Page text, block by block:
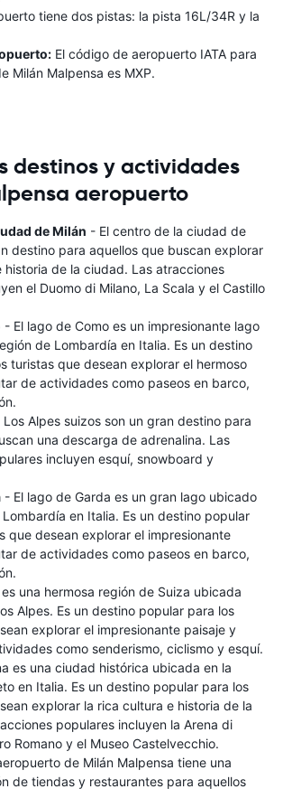
tiene dos pistas: la pista 16L/34R y la
El código de aeropuerto IATA para
Milán Malpensa es MXP.
destinos y actividades
aeropuerto
de Milán - El centro de la ciudad de
destino para aquellos que buscan explorar
historia de la ciudad. Las atracciones
el Duomo di Milano, La Scala y el Castillo
- El lago de Como es un impresionante lago
de Lombardía en Italia. Es un destino
turistas que desean explorar el hermoso
de actividades como paseos en barco,
Los Alpes suizos son un gran destino para
una descarga de adrenalina. Las
incluyen esquí, snowboard y
- El lago de Garda es un gran lago ubicado
en Italia. Es un destino popular
que desean explorar el impresionante
de actividades como paseos en barco,
una hermosa región de Suiza ubicada
Alpes. Es un destino popular para los
explorar el impresionante paisaje y
como senderismo, ciclismo y esquí.
es una ciudad histórica ubicada en la
en Italia. Es un destino popular para los
explorar la rica cultura e historia de la
populares incluyen la Arena di
Romano y el Museo Castelvecchio.
de Milán Malpensa tiene una
de tiendas y restaurantes para aquellos